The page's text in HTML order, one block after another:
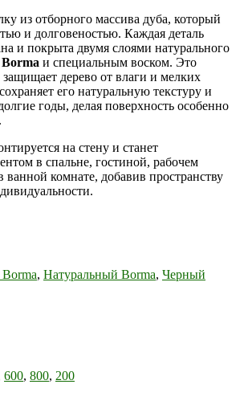
из отборного массива дуба, который
и долговеностью. Каждая деталь
и покрыта двумя слоями натурального
Borma и специальным воском. Это
дерево от влаги и мелких
его натуральную текстуру и
годы, делая поверхность особенно
на стену и станет
в спальне, гостиной, рабочем
ванной комнате, добавив пространству
, Натуральный Borma, Черный
600, 800, 200